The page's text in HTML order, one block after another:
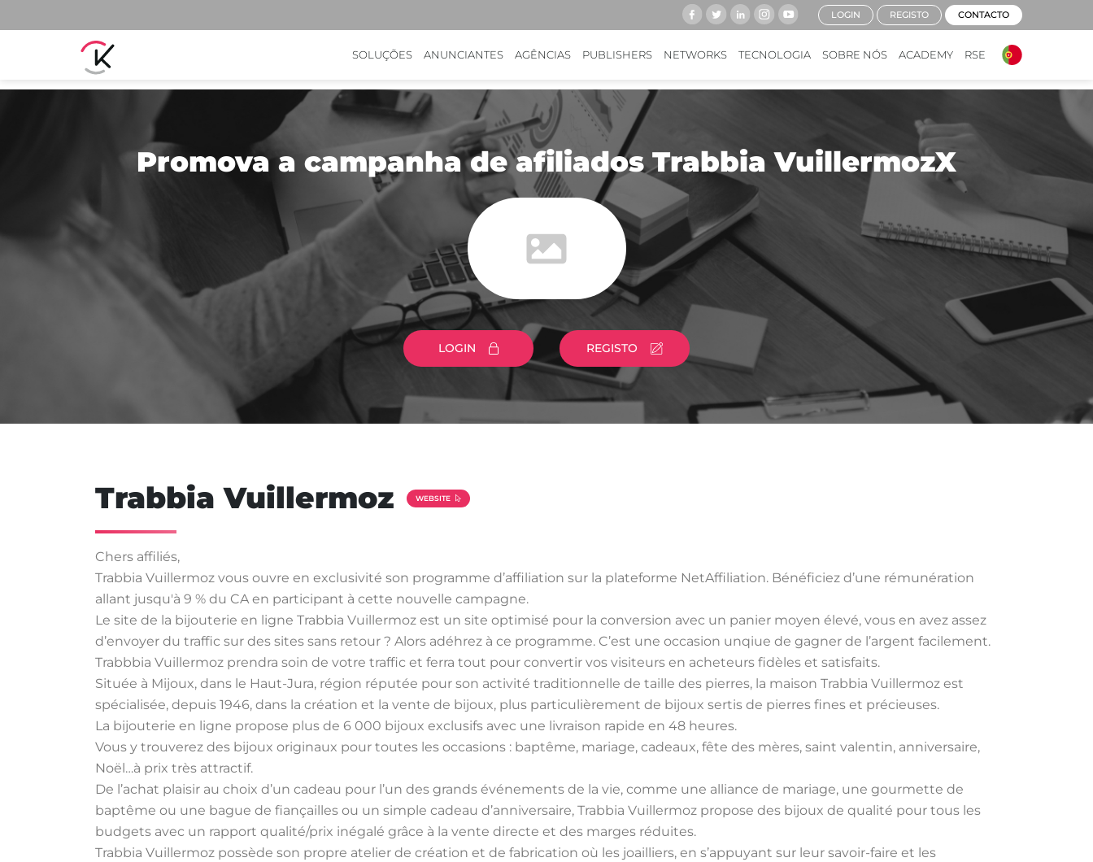
SOLUÇÕES ANUNCIANTES AGÊNCIAS PUBLISHERS NETWORKS TECNOLOGIA SOBRE NÓS ACADEMY RSE
LOGIN REGISTO CONTACTO
Promova a campanha de afiliados Trabbia VuillermozX
LOGIN REGISTO
Trabbia Vuillermoz WEBSITE
Chers affiliés,
Trabbia Vuillermoz vous ouvre en exclusivité son programme d’affiliation sur la plateforme NetAffiliation. Bénéficiez d’une rémunération
allant jusqu'à 9 % du CA en participant à cette nouvelle campagne.
Le site de la bijouterie en ligne Trabbia Vuillermoz est un site optimisé pour la conversion avec un panier moyen élevé, vous en avez assez
d’envoyer du traffic sur des sites sans retour ? Alors adéhrez à ce programme. C’est une occasion unqiue de gagner de l’argent facilement.
Trabbbia Vuillermoz prendra soin de votre traffic et ferra tout pour convertir vos visiteurs en acheteurs fidèles et satisfaits.
Située à Mijoux, dans le Haut-Jura, région réputée pour son activité traditionnelle de taille des pierres, la maison Trabbia Vuillermoz est
spécialisée, depuis 1946, dans la création et la vente de bijoux, plus particulièrement de bijoux sertis de pierres fines et précieuses.
La bijouterie en ligne propose plus de 6 000 bijoux exclusifs avec une livraison rapide en 48 heures.
Vous y trouverez des bijoux originaux pour toutes les occasions : baptême, mariage, cadeaux, fête des mères, saint valentin, anniversaire,
Noël…à prix très attractif.
De l’achat plaisir au choix d’un cadeau pour l’un des grands événements de la vie, comme une alliance de mariage, une gourmette de
baptême ou une bague de fiançailles ou un simple cadeau d’anniversaire, Trabbia Vuillermoz propose des bijoux de qualité pour tous les
budgets avec un rapport qualité/prix inégalé grâce à la vente directe et des marges réduites.
Trabbia Vuillermoz possède son propre atelier de création et de fabrication où les joailliers, en s’appuyant sur leur savoir-faire et les